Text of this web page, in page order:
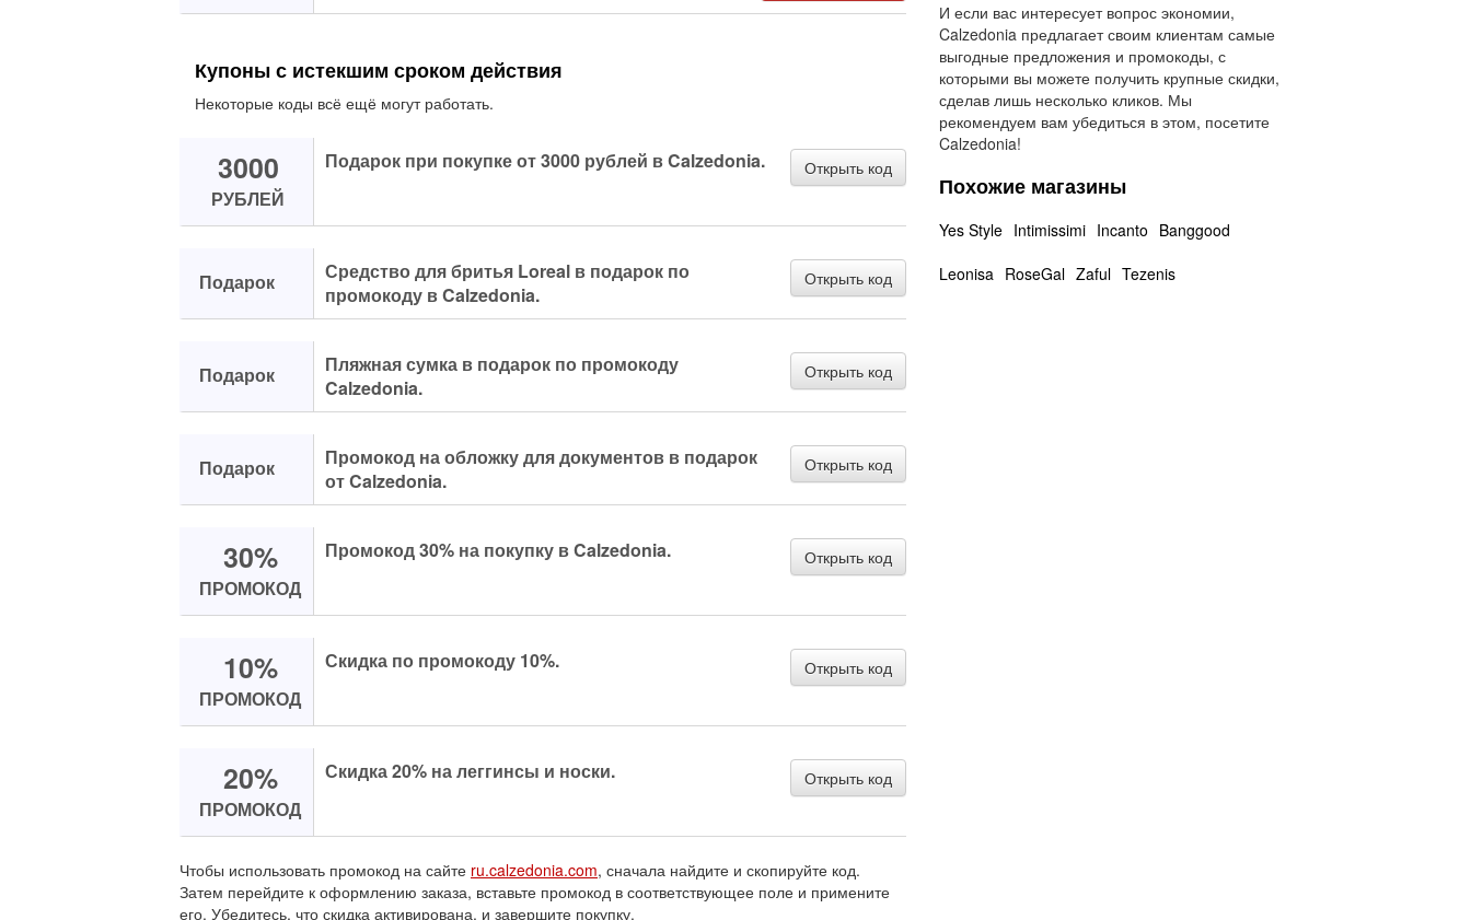
Купоны с истекшим сроком действия
Некоторые коды всё ещё могут работать.
3000
РУБЛЕЙ
Подарок при покупке от 3000 рублей в Calzedonia. Открыть код
Подарок
Средство для бритья Loreal в подарок по
промокоду в Calzedonia.
Открыть код
Подарок
Пляжная сумка в подарок по промокоду
Calzedonia.
Открыть код
Подарок
Промокод на обложку для документов в подарок
от Calzedonia.
Открыть код
30%
ПРОМОКОД
Промокод 30% на покупку в Calzedonia. Открыть код
10%
ПРОМОКОД
Скидка по промокоду 10%. Открыть код
20%
ПРОМОКОД
Скидка 20% на леггинсы и носки. Открыть код
Чтобы использовать промокод на сайте ru.calzedonia.com, сначала найдите и скопируйте код.
Затем перейдите к оформлению заказа, вставьте промокод в соответствующее поле и примените
его. Убедитесь, что скидка активирована, и завершите покупку.
И если вас интересует вопрос экономии,
Calzedonia предлагает своим клиентам самые
выгодные предложения и промокоды, с
которыми вы можете получить крупные скидки,
сделав лишь несколько кликов. Мы
рекомендуем вам убедиться в этом, посетите
Calzedonia!
Похожие магазины
Yes Style Intimissimi Incanto Banggood
Leonisa RoseGal Zaful Tezenis